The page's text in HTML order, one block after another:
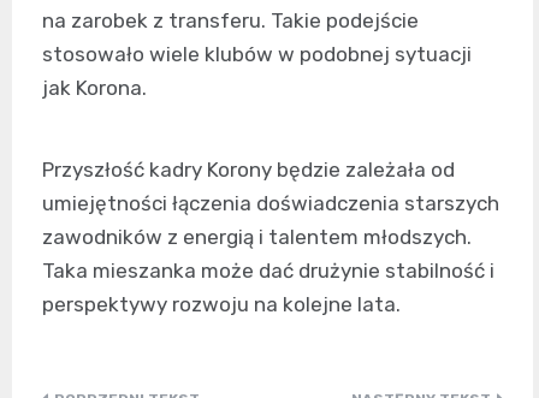
na zarobek z transferu. Takie podejście
stosowało wiele klubów w podobnej sytuacji
jak Korona.
Przyszłość kadry Korony będzie zależała od
umiejętności łączenia doświadczenia starszych
zawodników z energią i talentem młodszych.
Taka mieszanka może dać drużynie stabilność i
perspektywy rozwoju na kolejne lata.